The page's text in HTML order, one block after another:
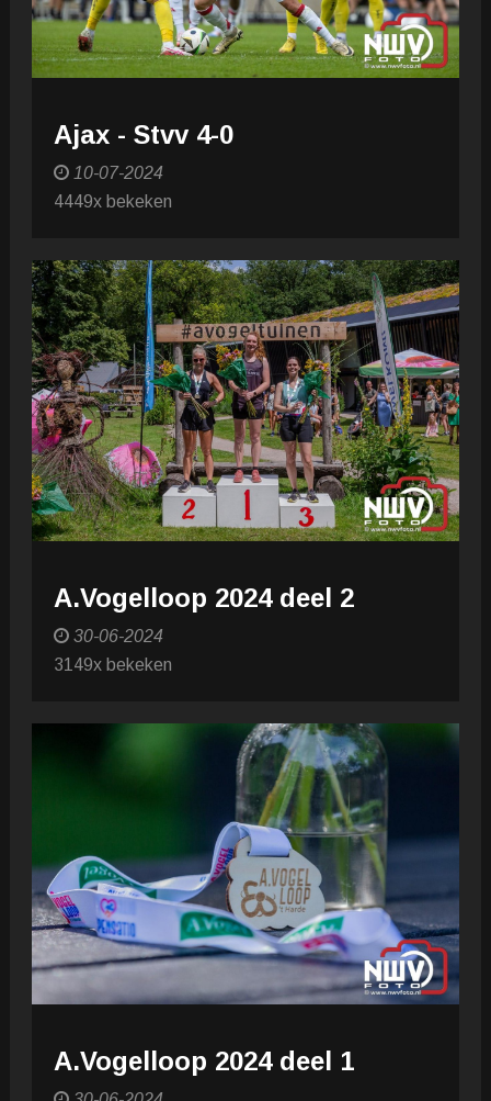
Ajax - Stvv 4-0
10-07-2024
4449x bekeken
A.Vogelloop 2024 deel 2
30-06-2024
3149x bekeken
A.Vogelloop 2024 deel 1